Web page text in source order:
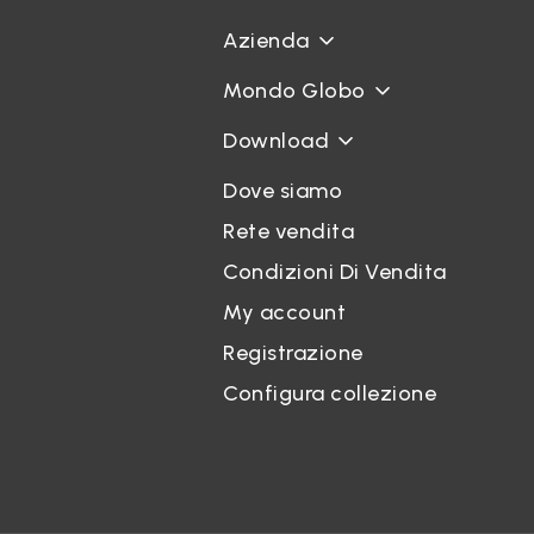
Azienda
Mondo Globo
Download
Dove siamo
Rete vendita
Condizioni Di Vendita
My account
Registrazione
Configura collezione